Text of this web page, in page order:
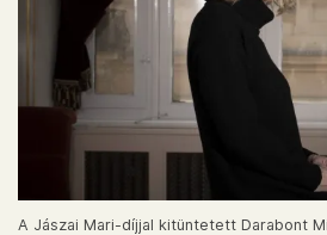
A Jászai Mari-díjjal kitüntetett Darabont